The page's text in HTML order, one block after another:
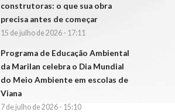
construtoras: o que sua obra
precisa antes de começar
15 de julho de 2026 - 17:11
Programa de Educação Ambiental
da Marilan celebra o Dia Mundial
do Meio Ambiente em escolas de
Viana
7 de julho de 2026 - 15:10